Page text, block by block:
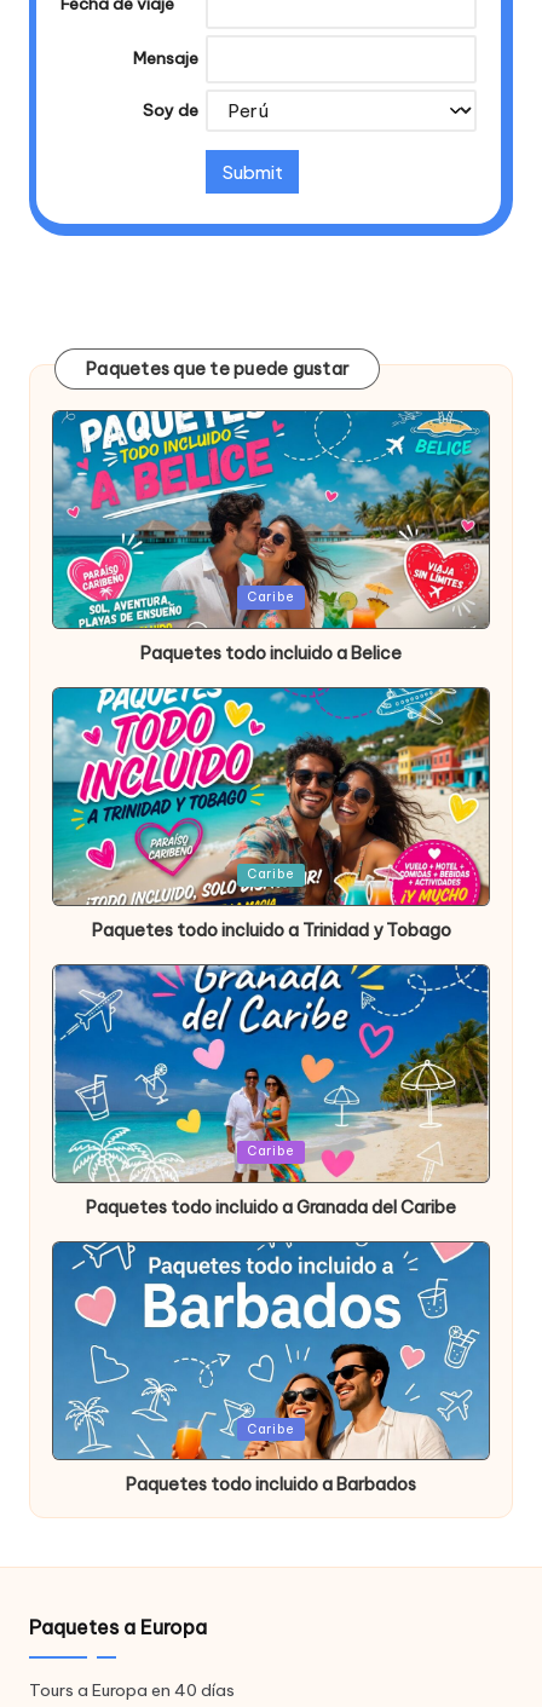
Mensaje
Soy de
Paquetes que te puede gustar
Publicada
en
Caribe
Paquetes todo incluido a Belice
Publicada
en
Caribe
Paquetes todo incluido a Trinidad y Tobago
Publicada
en
Caribe
Paquetes todo incluido a Granada del Caribe
Publicada
en
Caribe
Paquetes todo incluido a Barbados
Paquetes a Europa
Tours a Europa en 40 días